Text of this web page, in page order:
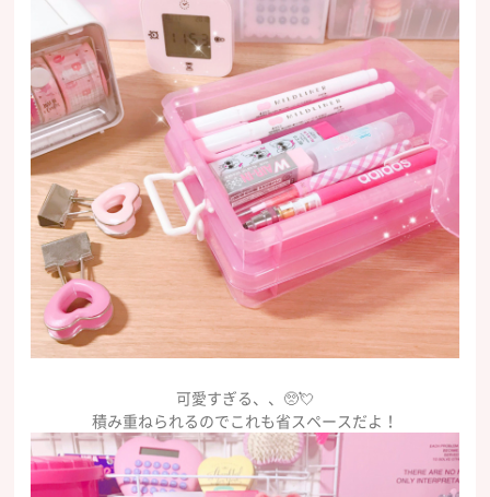
可愛すぎる、、🥺💘
積み重ねられるのでこれも省スペースだよ！